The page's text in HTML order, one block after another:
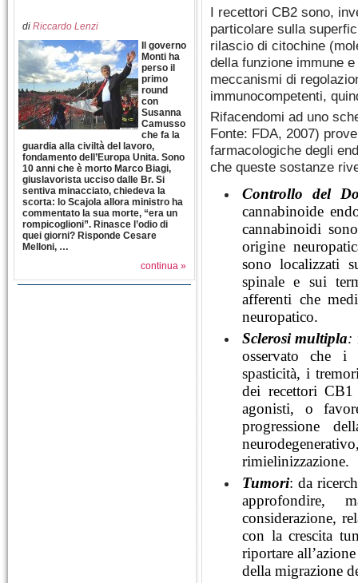
di Riccardo Lenzi
Il governo
Monti ha
perso il
primo
round
con
Susanna
Camusso
che fa la
guardia alla civiltà del lavoro,
fondamento dell’Europa Unita. Sono
10 anni che è morto Marco Biagi,
giuslavorista ucciso dalle Br. Si
sentiva minacciato, chiedeva la
scorta: lo Scajola allora ministro ha
commentato la sua morte, “era un
rompicoglioni”. Rinasce l’odio di
quei giorni? Risponde Cesare
Melloni, …
continua »
I recettori CB2 sono,
particolare sulla
rilascio di citochine
della funzione immune
meccanismi di
immunocompetenti,
Rifacendomi ad uno
Fonte: FDA, 2007)
farmacologiche degli
che queste sostanze
Controllo del
cannabinoide
cannabinoidi
origine
sono localizzati
spinale e sui
afferenti che
neuropatico.
Sclerosi multipla:
osservato che i
spasticità, i
dei recettori CB1
agonisti, o
progressione
rimielinizzazione.
Tumori: da
approfondire,
considerazione,
con la crescita
riportare
della migrazione